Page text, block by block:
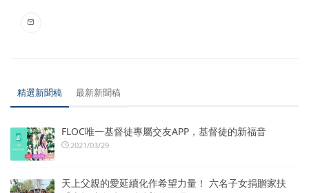
精選新聞稿 最新新聞稿
FLOC唯一基督徒專屬交友APP，基督徒的新福音
2021/03/29
天上父親的愛延續化作希望力量！ 六名子女捐贈家扶